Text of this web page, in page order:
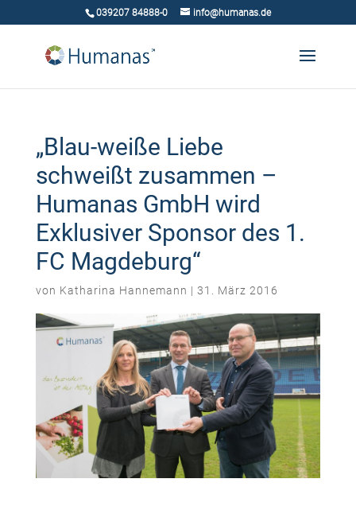
039207 84888-0 info@humanas.de
„Blau-weiße Liebe
schweißt zusammen –
Humanas GmbH wird
Exklusiver Sponsor des 1.
FC Magdeburg“
von Katharina Hannemann | 31. März 2016